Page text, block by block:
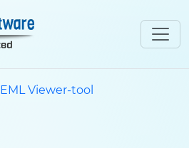
EML Viewer-tool